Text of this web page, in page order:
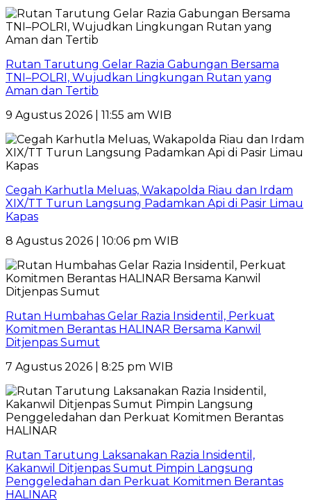
Rutan Tarutung Gelar Razia Gabungan Bersama
TNI–POLRI, Wujudkan Lingkungan Rutan yang
Aman dan Tertib
9 Agustus 2026 | 11:55 am WIB
Cegah Karhutla Meluas, Wakapolda Riau dan Irdam
XIX/TT Turun Langsung Padamkan Api di Pasir Limau
Kapas
8 Agustus 2026 | 10:06 pm WIB
Rutan Humbahas Gelar Razia Insidentil, Perkuat
Komitmen Berantas HALINAR Bersama Kanwil
Ditjenpas Sumut
7 Agustus 2026 | 8:25 pm WIB
Rutan Tarutung Laksanakan Razia Insidentil,
Kakanwil Ditjenpas Sumut Pimpin Langsung
Penggeledahan dan Perkuat Komitmen Berantas
HALINAR